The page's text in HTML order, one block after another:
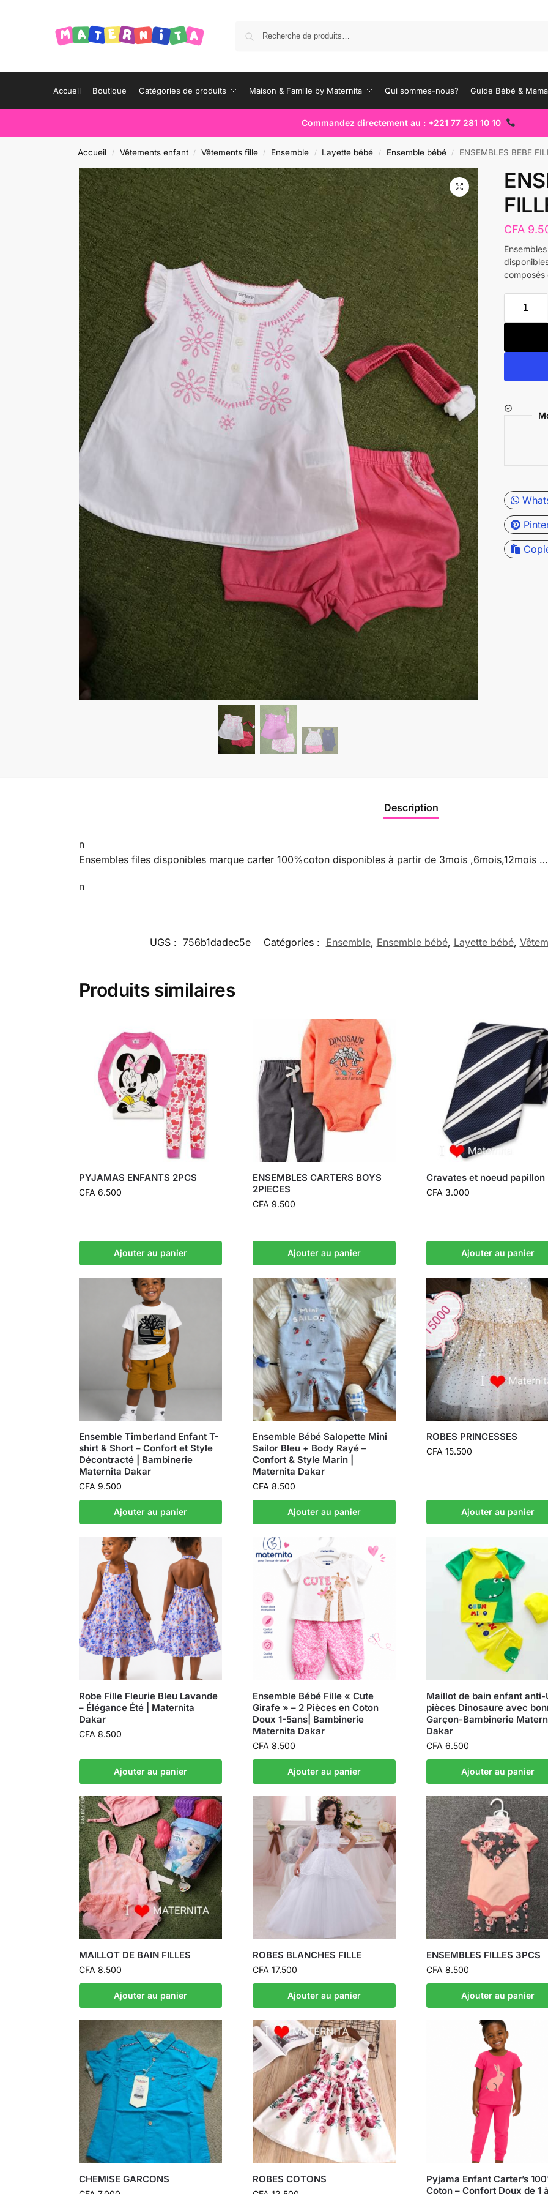
Accueil Boutique Catégories de produits Maison & Famille by Maternita Qui sommes-nous? Guide Bébé &
Commandez directement au : +221 77 281 10 10
Accueil / Vêtements enfant / Vêtements fille / Ensemble / Layette bébé / Ensemble bébé / ENSEMBLES BEBE
CFA
Description
n
Ensembles files disponibles marque carter 100%coton disponibles à partir de 3mois ,6mois,12mois
n
UGS : 756b1dadec5e Catégories : Ensemble, Ensemble bébé, Layette bébé,
Produits similaires
PYJAMAS ENFANTS 2PCS
CFA 6.500
Ajouter au panier
ENSEMBLES CARTERS BOYS
2PIECES
CFA 9.500
Ajouter au panier
Cravates et noeud papillon
CFA 3.000
Ajouter au panier
Ensemble Timberland Enfant T-
shirt & Short – Confort et Style
Décontracté | Bambinerie
Maternita Dakar
CFA9.500
Ajouter au panier
Ensemble Bébé Salopette Mini
Sailor Bleu + Body Rayé –
Confort & Style Marin |
Maternita Dakar
CFA8.500
Ajouter au panier
ROBES PRINCESSES
CFA 15.500
Ajouter au panier
Robe Fille Fleurie Bleu Lavande
– Élégance Été | Maternita
Dakar
CFA 8.500
Ajouter au panier
Ensemble Bébé Fille « Cute
Girafe » – 2 Pièces en Coton
Doux 1-5ans| Bambinerie
Maternita Dakar
CFA 8.500
Ajouter au panier
Maillot de bain enfant anti-
pièces Dinosaure avec
Garçon-Bambinerie
Dakar
CFA 6.500
Ajouter au panier
MAILLOT DE BAIN FILLES
CFA 8.500
Ajouter au panier
ROBES BLANCHES FILLE
CFA 17.500
Ajouter au panier
ENSEMBLES FILLES 3PCS
CFA 8.500
Ajouter au panier
CHEMISE GARCONS ROBES COTONS
Pyjama Enfant Carter’s
Coton – Confort Doux de 1